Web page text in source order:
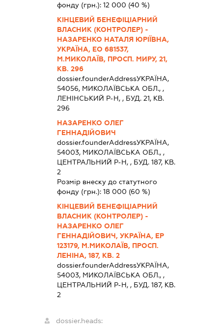
фонду (грн.):12 000 (40 %)
КІНЦЕВИЙ БЕНЕФІЦІАРНИЙ
ВЛАСНИК (КОНТРОЛЕР) -
НАЗАРЕНКО НАТАЛЯ ЮРІЇВНА,
УКРАЇНА, ЕО 681537,
М.МИКОЛАЇВ, ПРОСП. МИРУ, 21,
КВ. 296
dossier.founderAddressУКРАЇНА,
54056, МИКОЛАЇВСЬКА ОБЛ., ,
ЛЕНІНСЬКИЙ Р-Н, , БУД. 21, КВ.
296
НАЗАРЕНКО ОЛЕГ
ГЕННАДІЙОВИЧ
dossier.founderAddressУКРАЇНА,
54003, МИКОЛАЇВСЬКА ОБЛ., ,
ЦЕНТРАЛЬНИЙ Р-Н, , БУД. 187, КВ.
2
Розмір внеску до статутного
фонду (грн.):18 000 (60 %)
КІНЦЕВИЙ БЕНЕФІЦІАРНИЙ
ВЛАСНИК (КОНТРОЛЕР) -
НАЗАРЕНКО ОЛЕГ
ГЕННАДІЙОВИЧ, УКРАЇНА, ЕР
123179, М.МИКОЛАЇВ, ПРОСП.
ЛЕНІНА, 187, КВ. 2
dossier.founderAddressУКРАЇНА,
54003, МИКОЛАЇВСЬКА ОБЛ., ,
ЦЕНТРАЛЬНИЙ Р-Н, , БУД. 187, КВ.
2
dossier.heads: